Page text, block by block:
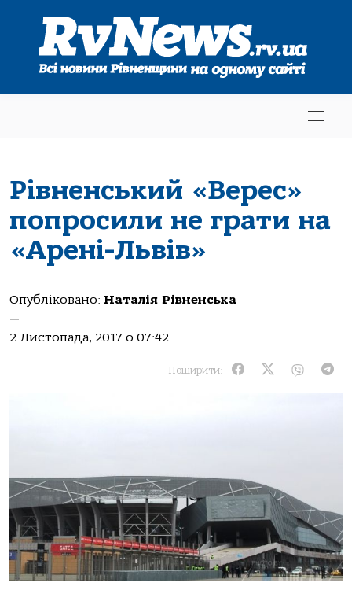
Рівненський «Верес»
попросили не грати на
«Арені-Львів»
Опубліковано: Наталія Рівненська
—
2 Листопада, 2017 о 07:42
Поширити: